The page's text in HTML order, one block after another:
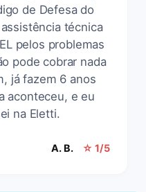
de Defesa do
técnica
pelos problemas
pode cobrar nada
já fazem 6 anos
aconteceu, e eu
na Eletti.
A. B. ☆ 1/5